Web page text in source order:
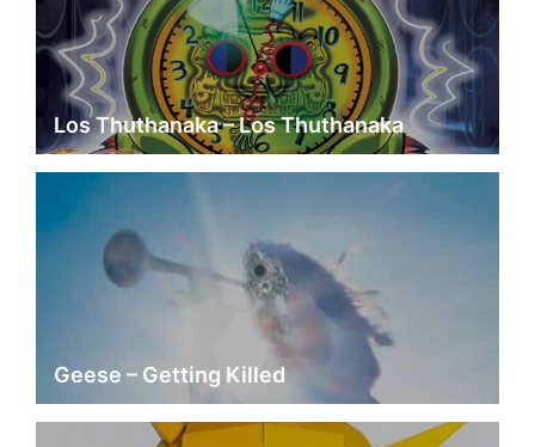
Los Thuthanaka – Los Thuthanaka
Geese – Getting Killed